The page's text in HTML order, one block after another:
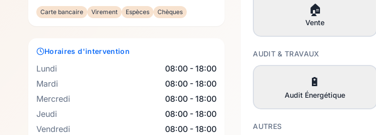
Carte bancaire Virement Espèces Chèques
Horaires d'intervention
Lundi
08:00 - 18:00
Mardi
08:00 - 18:00
Mercredi
08:00 - 18:00
Jeudi
08:00 - 18:00
Vendredi
08:00 - 18:00
🏠
Vente
AUDIT & TRAVAUX
🔋
Audit Énergétique
AUTRES